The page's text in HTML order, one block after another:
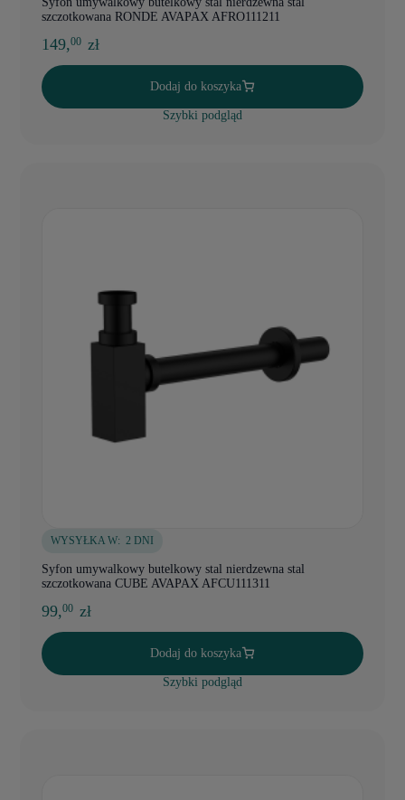
szczotkowana RONDE AVAPAX AFRO111211
149,00 zł
Dodaj do koszyka
Szybki podgląd
WYSYŁKA W: 2 DNI
Syfon umywalkowy butelkowy stal nierdzewna stal
szczotkowana CUBE AVAPAX AFCU111311
99,00 zł
Dodaj do koszyka
Szybki podgląd